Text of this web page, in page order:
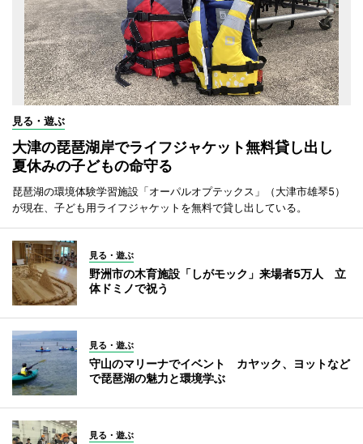
見る・遊ぶ
大津の琵琶湖岸でライフジャケット無料貸し出し
夏休みの子どもの命守る
琵琶湖の環境体験学習施設「オーパルオプテックス」（大津市雄琴5）
が現在、子ども用ライフジャケットを無料で貸し出している。
見る・遊ぶ
野洲市の木育施設「しがモック」来場者5万人 立
体ドミノで祝う
見る・遊ぶ
守山のマリーナでイベント カヤック、ヨットなど
で琵琶湖の魅力と環境学ぶ
見る・遊ぶ